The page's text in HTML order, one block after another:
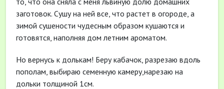
заготовок. Сушу на ней все, что растет в огороде, а
зимой сушености чудесным образом кушаются и
готовятся, наполняя дом летним ароматом.
Но вернусь к долькам! Беру кабачок, разрезаю вдоль
пополам, выбираю семенную камеру,нарезаю на
дольки толщиной 1см.